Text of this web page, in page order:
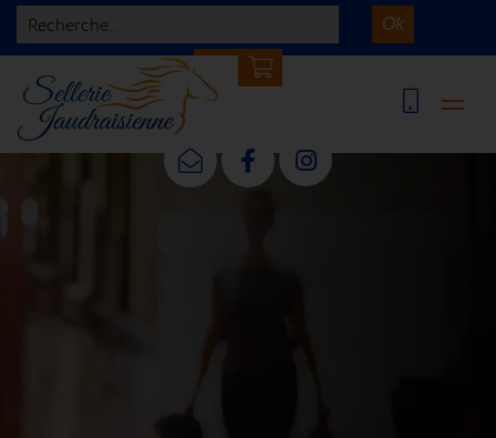
Recherche... Ok